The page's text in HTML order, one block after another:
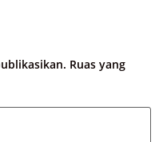
Ruas yang